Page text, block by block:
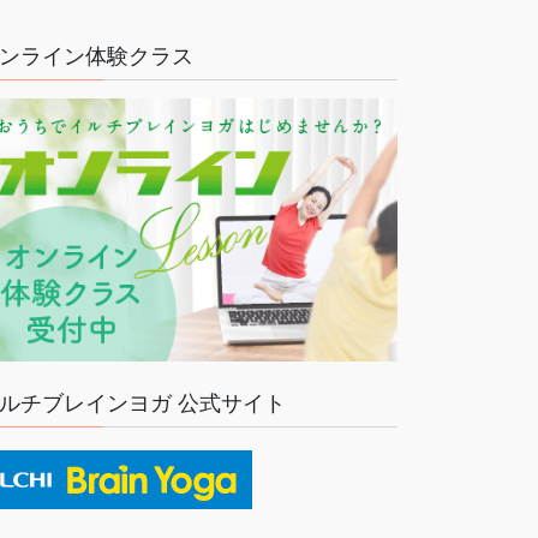
ライン体験クラス
チブレインヨガ 公式サイト